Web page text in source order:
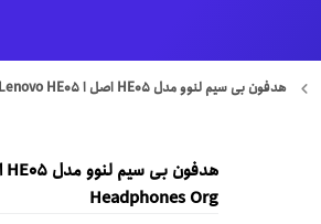
هدفون بی سیم لنوو مدل HE05 اصل ا Lenovo HE05
Headphones Org